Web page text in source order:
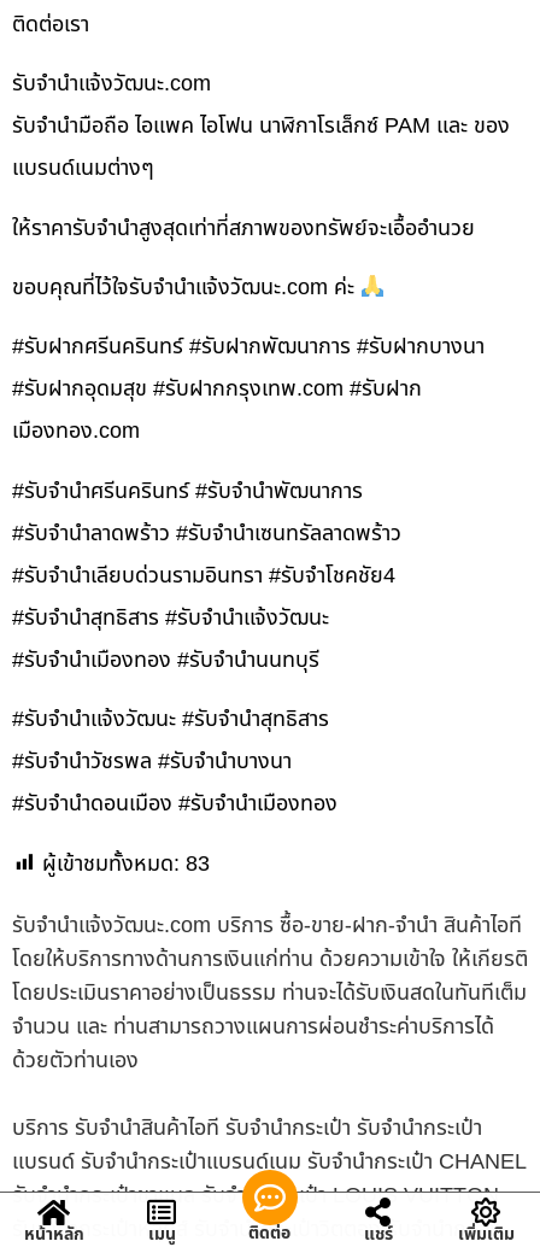
ติดต่อเรา
รับจํานําแจ้งวัฒนะ.com
รับจำนำมือถือ ไอแพค ไอโฟน นาฬิกาโรเล็กซ์ PAM และ ของ
แบรนด์เนมต่างๆ
ให้ราคารับจำนำสูงสุดเท่าที่สภาพของทรัพย์จะเอื้ออำนวย
ขอบคุณที่ไว้ใจรับจำนำแจ้งวัฒนะ.com ค่ะ
#รับฝากศรีนครินทร์ #รับฝากพัฒนาการ #รับฝากบางนา
#รับฝากอุดมสุข #รับฝากกรุงเทพ.com #รับฝาก
เมืองทอง.com
#รับจำนำศรีนครินทร์ #รับจำนำพัฒนาการ
#รับจำนำลาดพร้าว #รับจำนำเซนทรัลลาดพร้าว
#รับจำนำเลียบด่วนรามอินทรา #รับจำโชคชัย4
#รับจำนำสุทธิสาร #รับจำนำแจ้งวัฒนะ
#รับจำนำเมืองทอง #รับจำนำนนทบุรี
#รับจำนำแจ้งวัฒนะ #รับจำนำสุทธิสาร
#รับจำนำวัชรพล #รับจำนำบางนา
#รับจำนำดอนเมือง #รับจำนำเมืองทอง
ผู้เข้าชมทั้งหมด: 83
รับจํานําแจ้งวัฒนะ.com บริการ ซื้อ-ขาย-ฝาก-จำนำ สินค้าไอที
โดยให้บริการทางด้านการเงินแก่ท่าน ด้วยความเข้าใจ ให้เกียรติ
โดยประเมินราคาอย่างเป็นธรรม ท่านจะได้รับเงินสดในทันทีเต็ม
จำนวน และ ท่านสามารถวางแผนการผ่อนชำระค่าบริการได้
ด้วยตัวท่านเอง
บริการ รับจำนำสินค้าไอที รับจำนำกระเป๋า รับจำนำกระเป๋า
แบรนด์ รับจำนำกระเป๋าแบรนด์เนม รับจำนำกระเป๋า CHANEL
รับจำนำกระเป๋าชาแนล รับจำนำกระเป๋า LOUIS VUITTON
รับจำนำกระเป๋าหลุยส์ รับจำนำกระเป๋าวิตตอง รับจำนำกล้อง
หน้าหลัก เมนู ติดต่อ แชร์ เพิ่มเติม